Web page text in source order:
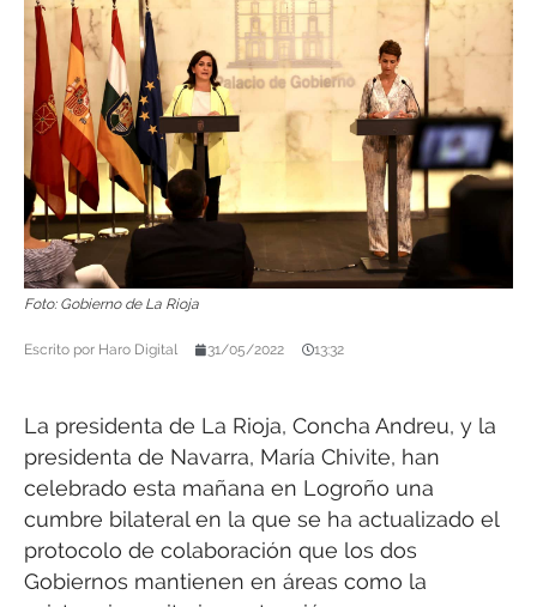
Foto: Gobierno de La Rioja
Escrito por Haro Digital 31/05/2022 13:32
La presidenta de La Rioja, Concha Andreu, y la
presidenta de Navarra, María Chivite, han
celebrado esta mañana en Logroño una
cumbre bilateral en la que se ha actualizado el
protocolo de colaboración que los dos
Gobiernos mantienen en áreas como la